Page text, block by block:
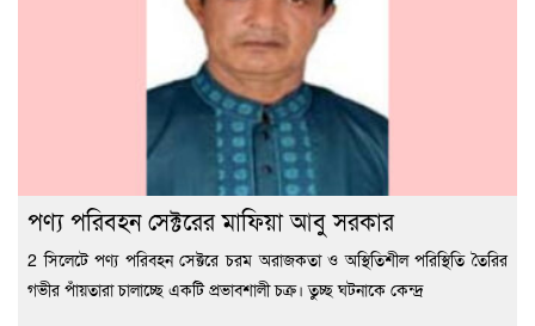
পণ্য পরিবহন সেক্টরের মাফিয়া আবু সরকার
2 সিলেটে পণ্য পরিবহন সেক্টরে চরম অরাজকতা ও অস্থিতিশীল পরিস্থিতি তৈরির
গভীর পাঁয়তারা চালাচ্ছে একটি প্রভাবশালী চক্র। তুচ্ছ ঘটনাকে কেন্দ্র